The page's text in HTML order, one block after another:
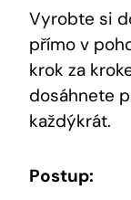
Vyrobte si
přímo v
krok za
dosáhnete
každýkrát.
Postup: